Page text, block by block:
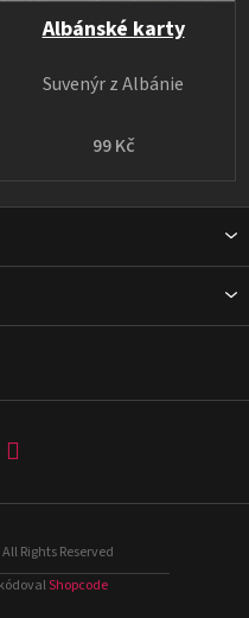
Albánské karty
99 Kč
Suvenýr z Albánie
Rights Reserved
Shopcode